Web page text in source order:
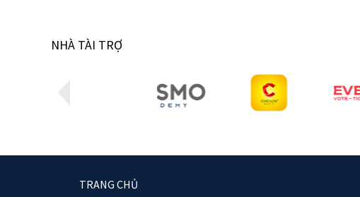
NHÀ TÀI TRỢ
TRANG CHỦ